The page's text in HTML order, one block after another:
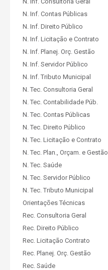
N. Inf. Contas Públicas
N. Inf. Direito Público
N. Inf. Licitação e Contrato
N. Inf. Planej. Orç. Gestão
N. Inf. Servidor Público
N. Inf. Tributo Municipal
N. Tec. Consultoria Geral
N. Tec. Contabilidade Púb.
N. Tec. Contas Públicas
N. Tec. Direito Público
N. Tec. Licitação e Contrato
N. Tec. Plan., Orçam. e Gestão
N. Tec. Saúde
N. Tec. Servidor Público
N. Tec. Tributo Municipal
Orientações Técnicas
Rec. Consultoria Geral
Rec. Direito Público
Rec. Licitação Contrato
Rec. Planej. Orç. Gestão
Rec. Saúde